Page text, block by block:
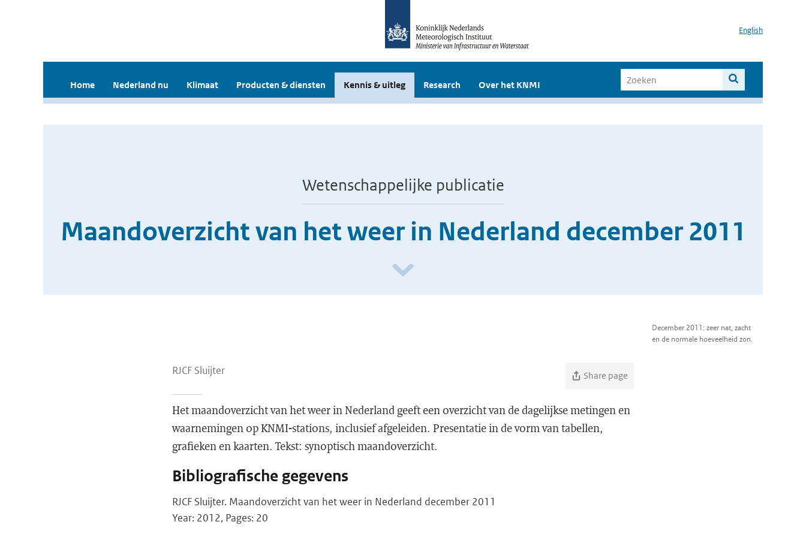
English
Home Nederland nu Klimaat Producten & diensten Kennis & uitleg Research Over het KNMI
Wetenschappelijke publicatie
Maandoverzicht van het weer in Nederland december 2011
December 2011: zeer nat, zacht
en de normale hoeveelheid zon.
RJCF Sluijter Share page
Het maandoverzicht van het weer in Nederland geeft een overzicht van de dagelijkse metingen en
waarnemingen op KNMI-stations, inclusief afgeleiden. Presentatie in de vorm van tabellen,
grafieken en kaarten. Tekst: synoptisch maandoverzicht.
Bibliografische gegevens
RJCF Sluijter. Maandoverzicht van het weer in Nederland december 2011
Year: 2012, Pages: 20